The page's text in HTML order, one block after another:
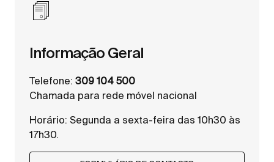
Informação Geral
Telefone: 309 104 500
Chamada para rede móvel nacional
Horário: Segunda a sexta-feira das 10h30 às
17h30.